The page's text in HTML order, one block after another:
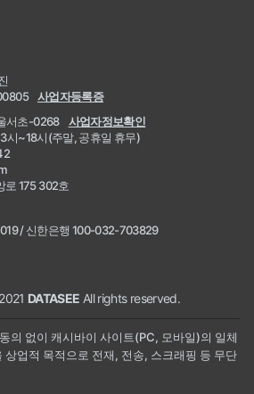
사업자등록증
서초-0268
사업자정보확인
시~18시(주말, 공휴일 휴무)
로 175 302호
/ 신한은행 100-032-703829
DATASEE All rights reserved.
의 없이 캐시바이 사이트(PC, 모바일)의 일체
상업적 목적으로 전재, 전송, 스크래핑 등 무단